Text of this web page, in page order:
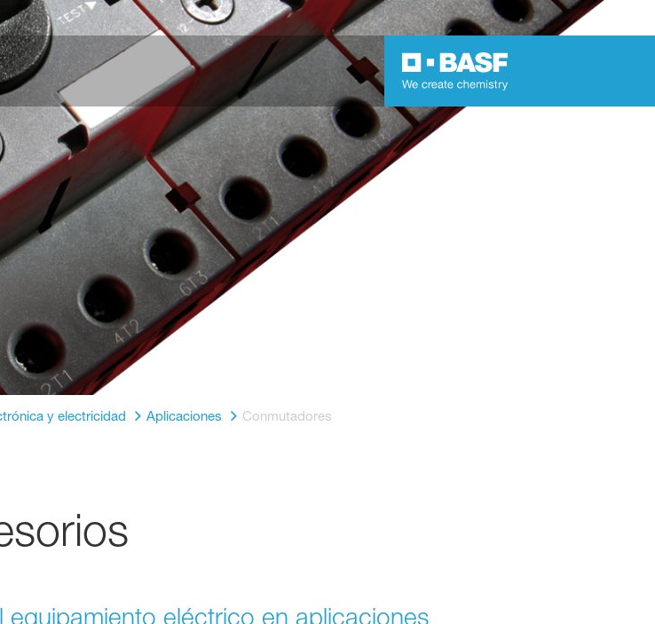
y electricidad Aplicaciones Conmutadores
eléctrico en aplicaciones